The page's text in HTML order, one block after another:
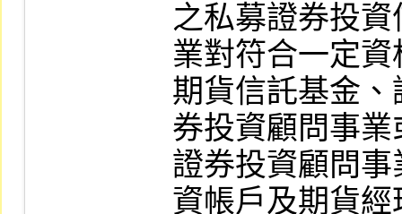
之私募證券投
業對符合一定
期貨信託基金
券投資顧問事
證券投資顧問
資帳戶及期貨